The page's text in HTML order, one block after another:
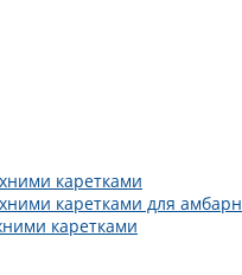
каретками
каретками для
каретками